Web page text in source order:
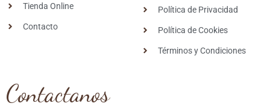
Tienda Online
Contacto
Política de Privacidad
Política de Cookies
Términos y Condiciones
Contactanos